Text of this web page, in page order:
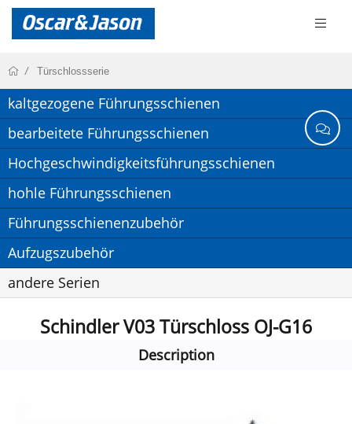
Türschlossserie
kaltgezogene Führungsschienen
bearbeitete Führungsschienen
Hochgeschwindigkeitsführungsschienen
hohle Führungsschienen
Führungsschienenzubehör
Aufzugszubehör
andere Serien
Schindler V03 Türschloss OJ-G16
Description